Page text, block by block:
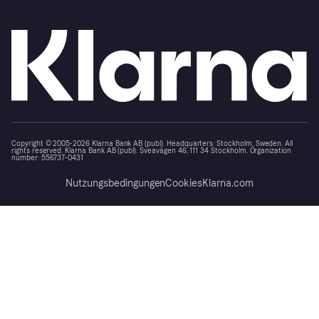
Copyright © 2005-2026 Klarna Bank AB (publ). Headquarters: Stockholm, Sweden. All
rights reserved. Klarna Bank AB (publ). Sveavägen 46, 111 34 Stockholm. Organization
number: 556737-0431
NutzungsbedingungenCookiesKlarna.com